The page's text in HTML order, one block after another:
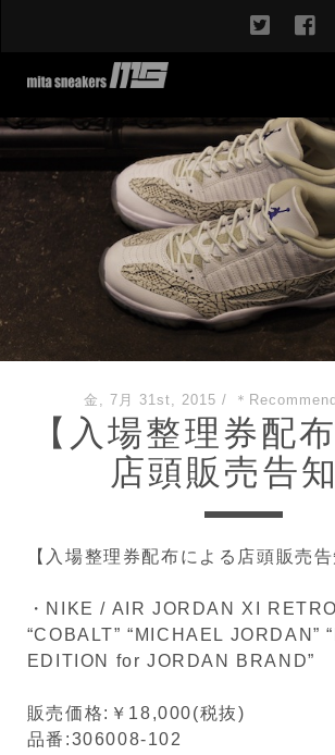
金, 7月 31st, 2015 / ＊
【入場整理券配
店頭販売告知
【入場整理券配布による店頭販売告
・NIKE / AIR JORDAN XI
“COBALT” “MICHAEL JORDAN”
EDITION for JORDAN BRAND”
販売価格:￥18,000(税抜)
品番:306008-102